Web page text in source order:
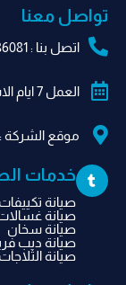
تواصل معنا
اتصل بنا : 01211886081
العمل 7 ايام الاسبوع متوفرة 24 ساعة
موقع الشركة​
T
u
m
خدمات
صيانة تكييفات
صيانة
صيانة سخان
صيانة ديب
صيانة الثلاجات